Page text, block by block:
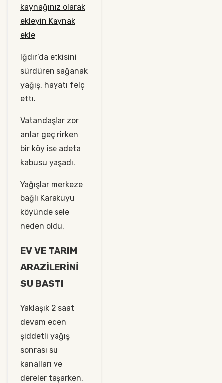
kaynağınız olarak
ekleyin Kaynak
ekle
Iğdır’da etkisini
sürdüren sağanak
yağış, hayatı felç
etti.
Vatandaşlar zor
anlar geçirirken
bir köy ise adeta
kabusu yaşadı.
Yağışlar merkeze
bağlı Karakuyu
köyünde sele
neden oldu.
EV VE TARIM
ARAZİLERİNİ
SU BASTI
Yaklaşık 2 saat
devam eden
şiddetli yağış
sonrası su
kanalları ve
dereler taşarken,